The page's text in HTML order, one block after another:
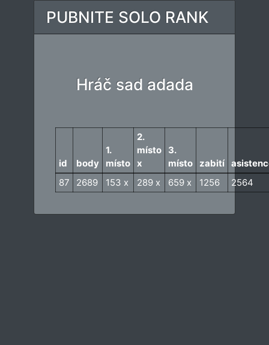
PUBNITE SOLO RANK
Hráč sad adada
id body
1.
místo
2.
místo
x
3.
místo
zabití
87
2689 153 x 289 x 659 x 1256 2564